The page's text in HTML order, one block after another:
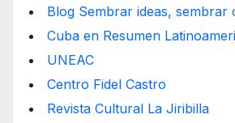
Blog Sembrar ideas, sembrar
Cuba en Resumen
UNEAC
Centro Fidel Castro
Revista Cultural La Jiribilla